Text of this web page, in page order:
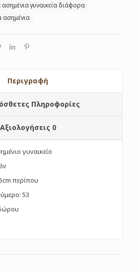
ασημένια γυναικεία διάφορα
ασημένια
Περιγραφή
Πληροφορίες
Αξιολογήσεις 0
γυναικείο
περίπου
53